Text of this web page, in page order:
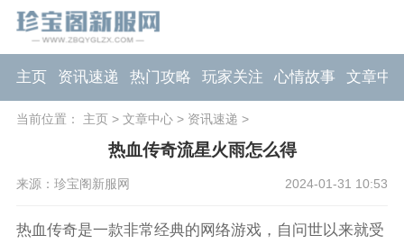
主页 资讯速递 热门攻略 玩家关注 心情故事 文章中
当前位置： 主页> 文章中心> 资讯速递 >
热血传奇流星火雨怎么得
来源：珍宝阁新服网 2024-01-31 10:53
热血传奇是一款非常经典的网络游戏，自问世以来就受